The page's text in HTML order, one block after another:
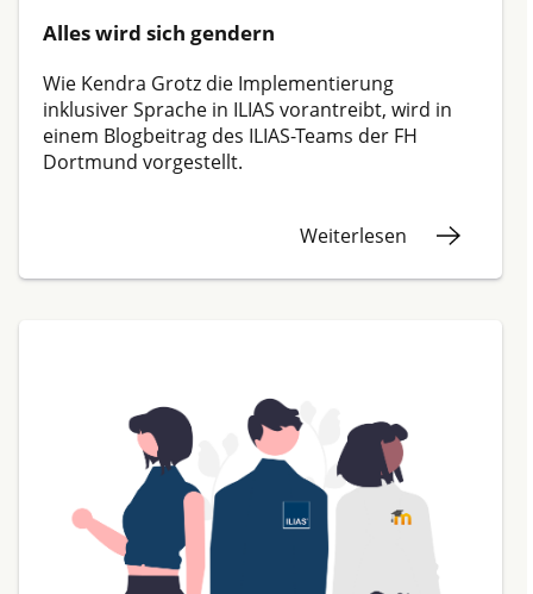
Alles wird sich gendern
Wie Kendra Grotz die Implementierung
inklusiver Sprache in ILIAS vorantreibt, wird in
einem Blogbeitrag des ILIAS-Teams der FH
Dortmund vorgestellt.
Weiterlesen